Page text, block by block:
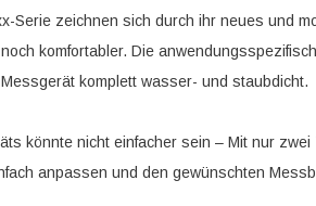
Serie zeichnen sich durch ihr neues und
komfortabler. Die
komplett wasser- und staubdicht.
könnte nicht einfacher sein – Mit nur zwei
anpassen und den gewünschten